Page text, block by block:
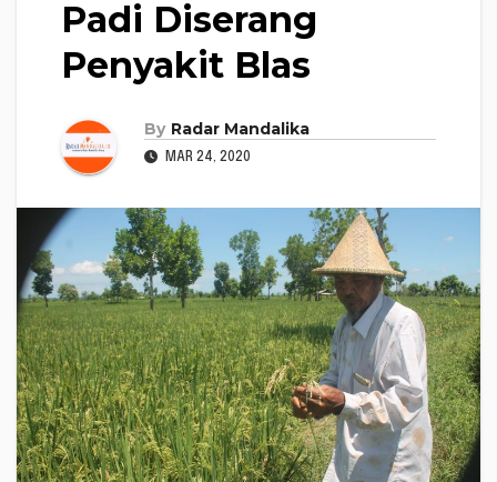
Padi Diserang
Penyakit Blas
By Radar Mandalika
MAR 24, 2020